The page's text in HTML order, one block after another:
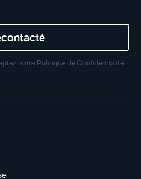
notre Politique de Confidentialité